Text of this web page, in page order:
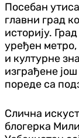
Посебан
главни град
историју.
уређен метро,
и културне
изграђене
пореде са
Слична
блогерка